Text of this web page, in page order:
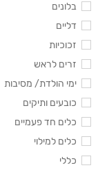
בלונים
דליים
זכוכיות
זרים לראש
ימי הולדת/ מסיבות
כובעים ותיקים
כלים חד פעמיים
כלים למילוי
כללי